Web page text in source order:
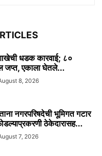
धडक कारवाई; ८०
जप्त, एकाला घेतले...
8, 2026
नगरपरिषदेची भूमिगत गटार
ठेकेदारासह...
7, 2026